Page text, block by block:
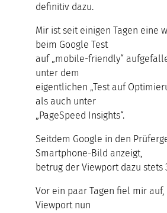
definitiv dazu.
Mir ist seit einigen Tagen eine
beim Google Test
auf „mobile-friendly“
unter dem
eigentlichen „Test auf
als auch unter
„PageSpeed Insights“.
Seitdem Google in den
Smartphone-Bild anzeigt,
betrug der Viewport dazu stets
Vor ein paar Tagen fiel mir auf,
Viewport nun